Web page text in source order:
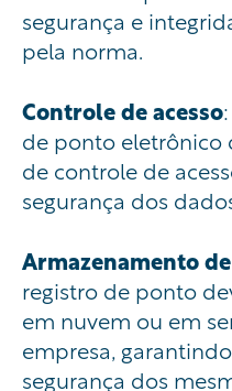
segurança e
pela norma.
Controle de acesso
de ponto eletrônico
de controle de
segurança dos
Armazenamento
registro de ponto
em nuvem ou em
empresa,
segurança dos